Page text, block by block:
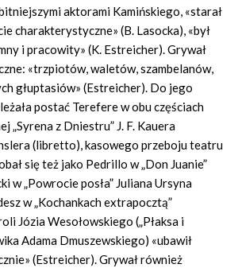
aktorami Kamińskiego, «starał
charakterystyczne» (B. Lasocka), «był
i pracowity» (K. Estreicher). Grywał
«trzpiotów, waletów, szambelanów,
głuptasiów» (Estreicher). Do jego
postać Terefere w obu częściach
„Syrena z Dniestru” J. F. Kauera
(libretto), kasowego przeboju teatru
się też jako Pedrillo w „Don Juanie”
w „Powrocie posła” Juliana Ursyna
w „Kochankach extrapocztą”
Józia Wesołowskiego („Płaksa i
Adama Dmuszewskiego) «ubawił
(Estreicher). Grywał również